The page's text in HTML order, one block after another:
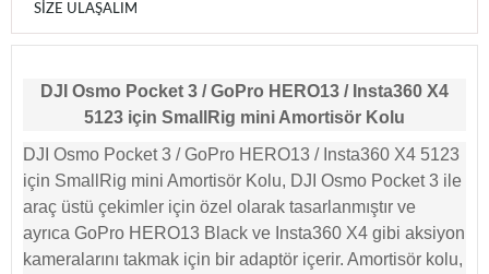
SIZE ULAŞALIM
DJI Osmo Pocket 3 / GoPro HERO13 / Insta360 X4
5123 için SmallRig mini Amortisör Kolu
DJI Osmo Pocket 3 / GoPro HERO13 / Insta360 X4 5123
için SmallRig mini Amortisör Kolu, DJI Osmo Pocket 3 ile
araç üstü çekimler için özel olarak tasarlanmıştır ve
ayrıca GoPro HERO13 Black ve Insta360 X4 gibi aksiyon
kameralarını takmak için bir adaptör içerir. Amortisör kolu,